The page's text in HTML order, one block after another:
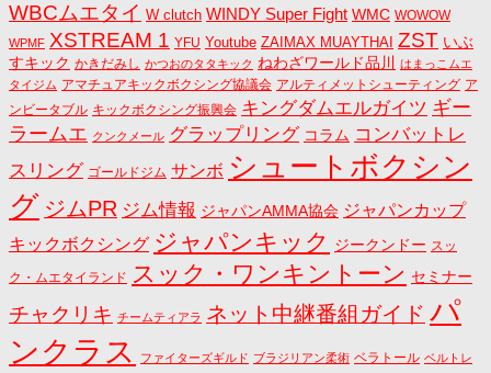
WBCムエタイ W clutch WINDY Super Fight WMC WOWOW
WPMF XSTREAM 1 YFU Youtube ZAIMAX MUAYTHAI ZST いぶ
すキック かきだみし かつおのタタキック ねわざワールド品川
はまっこムエ
タイジム アマチュアキックボクシング協議会 アルティメットシューティング ア
ンビータブル キックボクシング振興会 キングダムエルガイツ ギー
ラームエ クンクメール グラップリング コラム コンバットレ
スリング ゴールドジム サンボ シュートボクシン
グ ジムPR ジム情報 ジャパンAMMA協会 ジャパンカップ
キックボクシング ジャパンキック ジークンドー スッ
ク・ムエタイランド スック・ワンキントーン セミナー
チャクリキ チームティアラ ネット中継番組ガイド パ
ンクラス
ファイターズギルド ブラジリアン柔術 ベラトール ベルトレ